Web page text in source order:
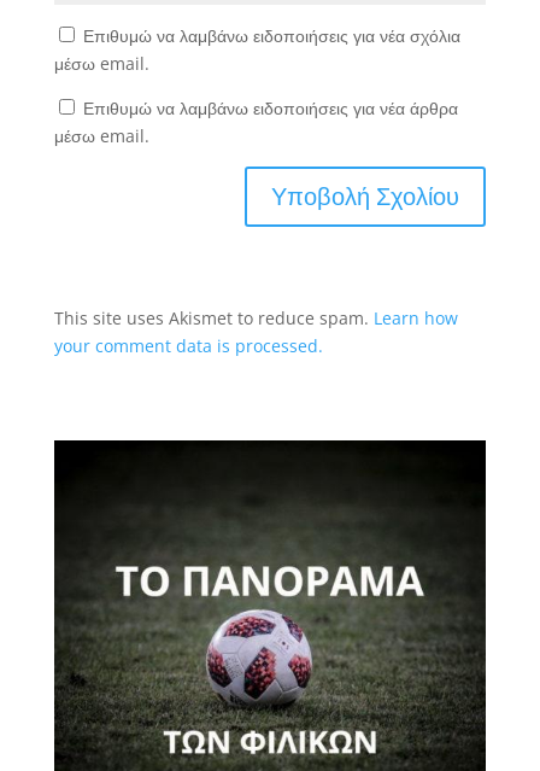
Επιθυμώ να λαμβάνω ειδοποιήσεις για νέα σχόλια
μέσω email.
Επιθυμώ να λαμβάνω ειδοποιήσεις για νέα άρθρα
μέσω email.
This site uses Akismet to reduce spam. Learn how
your comment data is processed.